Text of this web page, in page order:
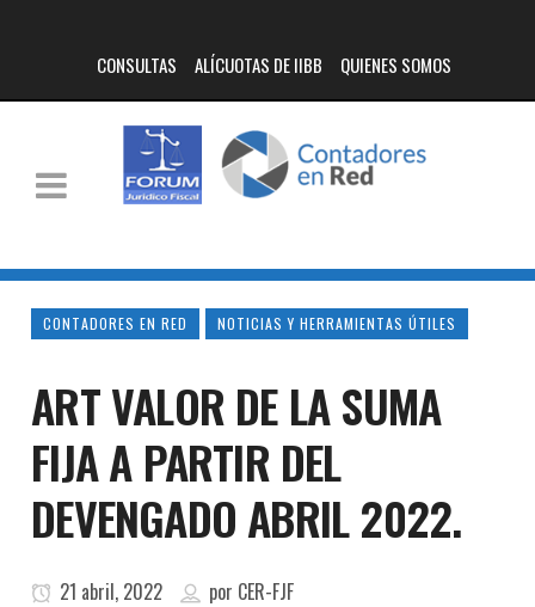
CONSULTAS ALÍCUOTAS DE IIBB QUIENES SOMOS
CONTADORES EN RED NOTICIAS Y HERRAMIENTAS ÚTILES
ART VALOR DE LA SUMA
FIJA A PARTIR DEL
DEVENGADO ABRIL 2022.
21 abril, 2022 por CER-FJF